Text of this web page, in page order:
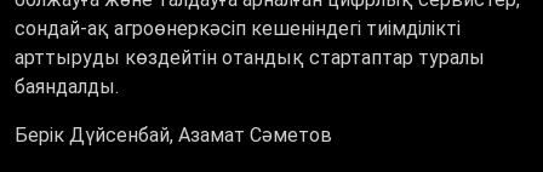
сондай-ақ агроөнеркәсіп кешеніндегі тиімділікті
арттыруды көздейтін отандық стартаптар туралы
баяндалды.
Берік Дүйсенбай, Азамат Сәметов